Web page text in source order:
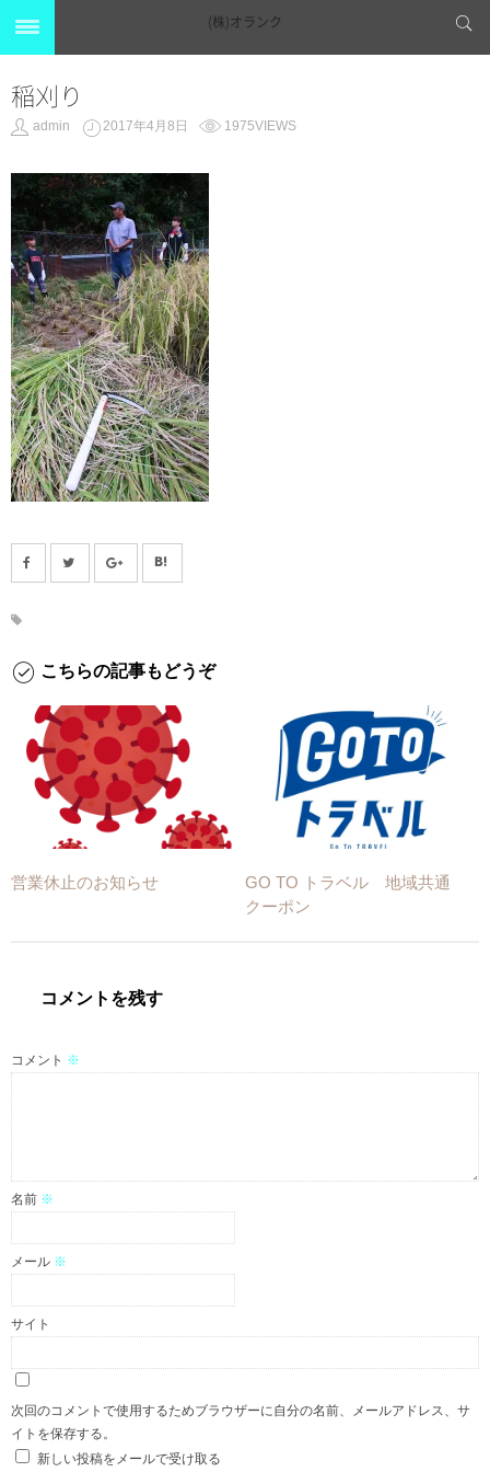
(株)オランク
稲刈り
admin 2017年4月8日 1975VIEWS
こちらの記事もどうぞ
営業休止のお知らせ
GO TO トラベル 地域共通
クーポン
コメントを残す
コメント ※
名前 ※
メール ※
サイト
次回のコメントで使用するためブラウザーに自分の名前、メールアドレス、サ
イトを保存する。
新しい投稿をメールで受け取る